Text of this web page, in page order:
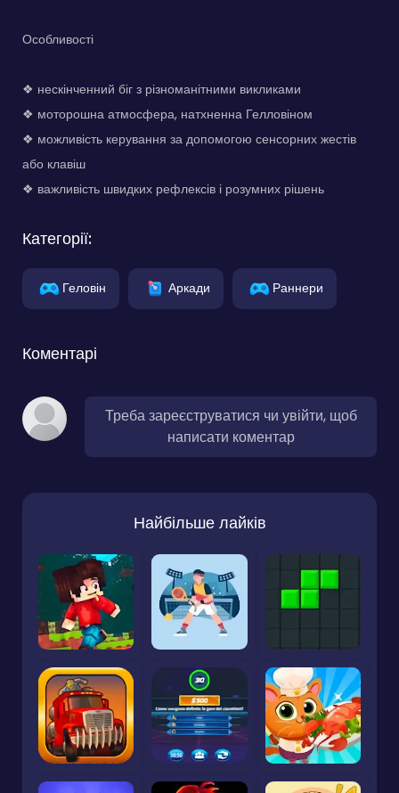
Особливості
❖ нескінченний біг з різноманітними викликами
❖ моторошна атмосфера, натхненна Гелловіном
❖ можливість керування за допомогою сенсорних жестів
або клавіш
❖ важливість швидких рефлексів і розумних рішень
Категорії:
Геловін Аркади Раннери
Коментарі
Треба зареєструватися чи увійти, щоб
написати коментар
Найбільше лайків